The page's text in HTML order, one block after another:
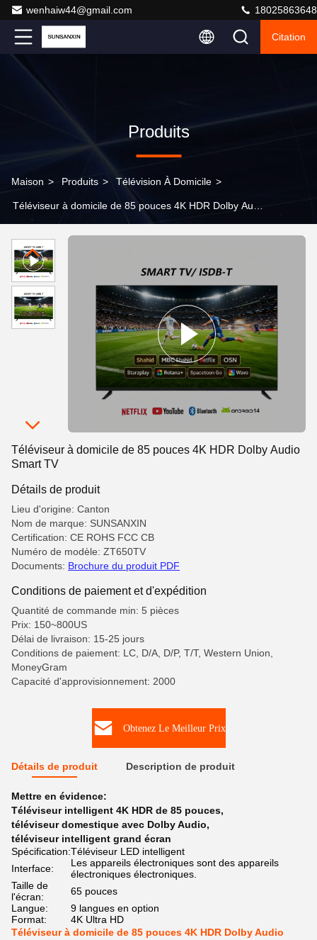
wenhaiw44@gmail.com 18025863648
Citation
Produits
Maison > Produits > Télévision À Domicile >
Téléviseur à domicile de 85 pouces 4K HDR Dolby Audio
Téléviseur à domicile de 85 pouces 4K HDR Dolby Audio
Smart TV
Détails de produit
Lieu d'origine: Canton
Nom de marque: SUNSANXIN
Certification: CE ROHS FCC CB
Numéro de modèle: ZT650TV
Documents: Brochure du produit PDF
Conditions de paiement et d'expédition
Quantité de commande min: 5 pièces
Prix: 150~800US
Délai de livraison: 15-25 jours
Conditions de paiement: LC, D/A, D/P, T/T, Western Union,
MoneyGram
Capacité d'approvisionnement: 2000
Obtenez Le Meilleur Prix
Détails de produit Description de produit
Mettre en évidence:
Téléviseur intelligent 4K HDR de 85 pouces,
téléviseur domestique avec Dolby Audio,
téléviseur intelligent grand écran
Spécification:Téléviseur LED intelligent
Interface:
Les appareils électroniques sont des appareils
électroniques électroniques.
Taille de
l'écran:
65 pouces
Langue:
9 langues en option
Format:
4K Ultra HD
Téléviseur à domicile de 85 pouces 4K HDR Dolby Audio